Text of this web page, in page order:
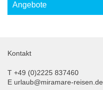
Angebote
Kontakt
T +49 (0)2225 837460
E urlaub@miramare-reisen.de